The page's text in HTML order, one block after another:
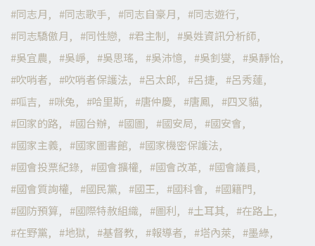
同志月
同志歌手 同志自豪月
同志遊行
同志驕傲月
同性戀 君主制
吳姓資訊分析師
吳宜農
吳崢 吳思瑤 吳沛憶 吳釗燮
吳靜怡
吹哨者
吹哨者保護法 呂太郎 呂捷
呂秀蓮
呱吉
咪兔 哈里斯 唐仲慶 唐鳳
四叉貓
回家的路
國台辦 國圖 國安局
國安會
國家主義
國家圖書館
國家機密保護法
國會投票紀錄
國會擴權 國會改革
國會議員
國會質詢權
國民黨 國王 國科會
國籍門
國防預算
國際特赦組織 圖利 土耳其
在路上
在野黨
地獄 基督教 報導者 塔內萊
墨綠